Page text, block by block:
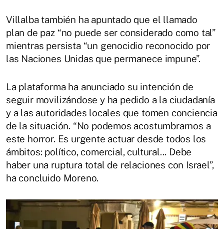
Villalba también ha apuntado que el llamado
plan de paz “no puede ser considerado como tal”
mientras persista “un genocidio reconocido por
las Naciones Unidas que permanece impune”.
La plataforma ha anunciado su intención de
seguir movilizándose y ha pedido a la ciudadanía
y a las autoridades locales que tomen conciencia
de la situación. “No podemos acostumbrarnos a
este horror. Es urgente actuar desde todos los
ámbitos: político, comercial, cultural... Debe
haber una ruptura total de relaciones con Israel”,
ha concluido Moreno.